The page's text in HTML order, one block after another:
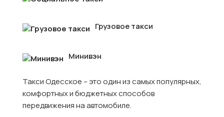
Грузовое такси
Минивэн
Такси Одесское – это один из самых популярных,
комфортных и бюджетных способов
передвижения на автомобиле.